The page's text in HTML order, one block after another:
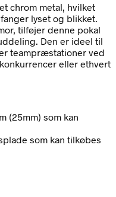
chrom metal, hvilket
lyset og blikket.
tilføjer denne pokal
Den er ideel til
teampræstationer ved
eller ethvert
(25mm) som kan
som kan tilkøbes